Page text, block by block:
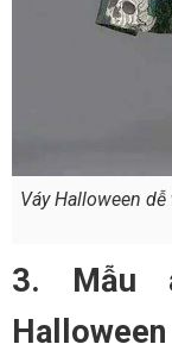
Váy Halloween
3. Mẫu
Halloween